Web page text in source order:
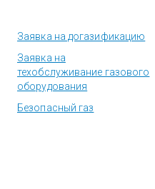
Заявка на догазификацию
Заявка на
техобслуживание газового
оборудования
Безопасный газ